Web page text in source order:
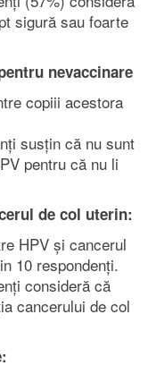
sigură sau foarte
nevaccinare
copiii acestora
susțin că nu sunt
pentru că nu li
de col uterin:
HPV și cancerul
10 respondenți.
consideră că
cancerului de col